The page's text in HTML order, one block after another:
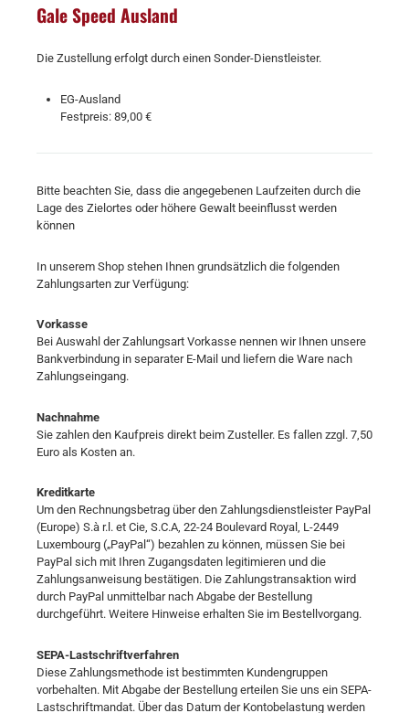
Gale Speed Ausland
Die Zustellung erfolgt durch einen Sonder-Dienstleister.
EG-Ausland
Festpreis: 89,00 €
Bitte beachten Sie, dass die angegebenen Laufzeiten durch die
Lage des Zielortes oder höhere Gewalt beeinflusst werden
können
In unserem Shop stehen Ihnen grundsätzlich die folgenden
Zahlungsarten zur Verfügung:
Vorkasse
Bei Auswahl der Zahlungsart Vorkasse nennen wir Ihnen unsere
Bankverbindung in separater E-Mail und liefern die Ware nach
Zahlungseingang.
Nachnahme
Sie zahlen den Kaufpreis direkt beim Zusteller. Es fallen zzgl. 7,50
Euro als Kosten an.
Kreditkarte
Um den Rechnungsbetrag über den Zahlungsdienstleister PayPal
(Europe) S.à r.l. et Cie, S.C.A, 22-24 Boulevard Royal, L-2449
Luxembourg („PayPal“) bezahlen zu können, müssen Sie bei
PayPal sich mit Ihren Zugangsdaten legitimieren und die
Zahlungsanweisung bestätigen. Die Zahlungstransaktion wird
durch PayPal unmittelbar nach Abgabe der Bestellung
durchgeführt. Weitere Hinweise erhalten Sie im Bestellvorgang.
SEPA-Lastschriftverfahren
Diese Zahlungsmethode ist bestimmten Kundengruppen
vorbehalten. Mit Abgabe der Bestellung erteilen Sie uns ein SEPA-
Lastschriftmandat. Über das Datum der Kontobelastung werden